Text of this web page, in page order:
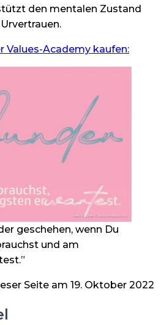
den mentalen Zustand
Values-Academy kaufen:
geschehen, wenn Du
und am
Seite am 19. Oktober 2022